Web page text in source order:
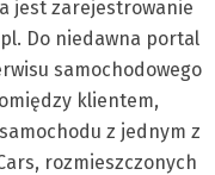
jest zarejestrowanie
Do niedawna portal
samochodowego
klientem,
z jednym z
rozmieszczonych